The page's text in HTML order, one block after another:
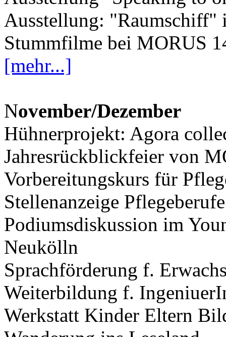
Ausstellung: "Raumschiff"
Stummfilme bei MORUS
[mehr...]
November/Dezember
Hühnerprojekt: Agora
Jahresrückblickfeier von
Vorbereitungskurs für
Stellenanzeige Pflegeberufe
Podiumsdiskussion im
Neukölln
Sprachförderung f.
Weiterbildung f.
Werkstatt Kinder Eltern